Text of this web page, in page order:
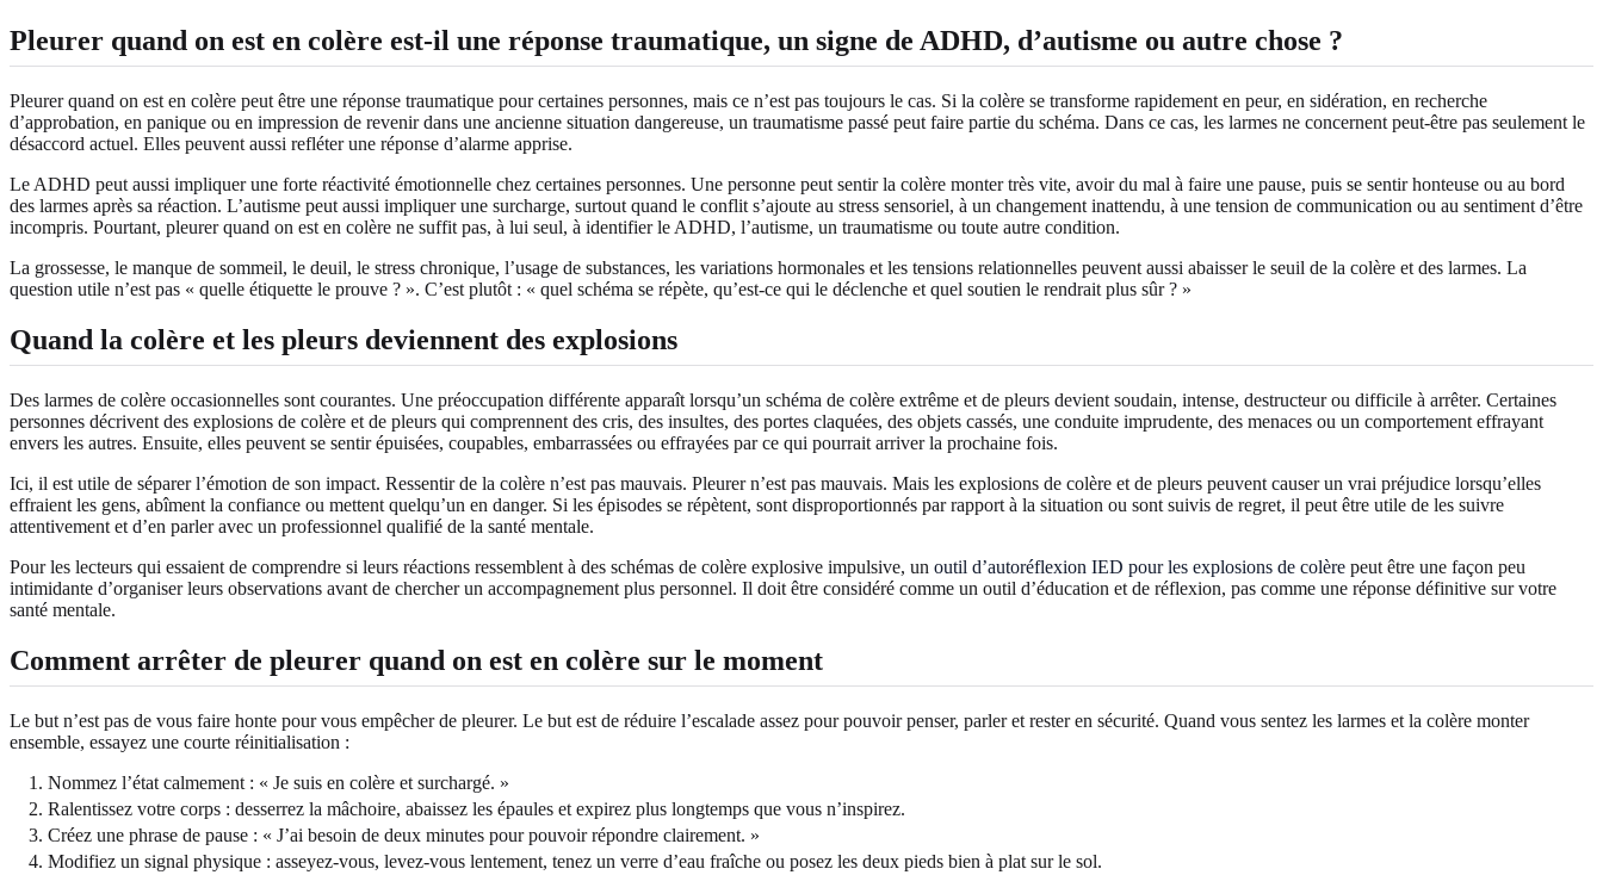
Pleurer quand on est en colère est-il une réponse traumatique, un signe de ADHD, d’autisme ou autre chose ?
Pleurer quand on est en colère peut être une réponse traumatique pour certaines personnes, mais ce n’est pas toujours le cas. Si la colère se transforme rapidement en peur, en sidération, en recherche
d’approbation, en panique ou en impression de revenir dans une ancienne situation dangereuse, un traumatisme passé peut faire partie du schéma. Dans ce cas, les larmes ne concernent peut-être pas seulement le
désaccord actuel. Elles peuvent aussi refléter une réponse d’alarme apprise.
Le ADHD peut aussi impliquer une forte réactivité émotionnelle chez certaines personnes. Une personne peut sentir la colère monter très vite, avoir du mal à faire une pause, puis se sentir honteuse ou au bord
des larmes après sa réaction. L’autisme peut aussi impliquer une surcharge, surtout quand le conflit s’ajoute au stress sensoriel, à un changement inattendu, à une tension de communication ou au sentiment d’être
incompris. Pourtant, pleurer quand on est en colère ne suffit pas, à lui seul, à identifier le ADHD, l’autisme, un traumatisme ou toute autre condition.
La grossesse, le manque de sommeil, le deuil, le stress chronique, l’usage de substances, les variations hormonales et les tensions relationnelles peuvent aussi abaisser le seuil de la colère et des larmes. La
question utile n’est pas « quelle étiquette le prouve ? ». C’est plutôt : « quel schéma se répète, qu’est-ce qui le déclenche et quel soutien le rendrait plus sûr ? »
Quand la colère et les pleurs deviennent des explosions
Des larmes de colère occasionnelles sont courantes. Une préoccupation différente apparaît lorsqu’un schéma de colère extrême et de pleurs devient soudain, intense, destructeur ou difficile à arrêter. Certaines
personnes décrivent des explosions de colère et de pleurs qui comprennent des cris, des insultes, des portes claquées, des objets cassés, une conduite imprudente, des menaces ou un comportement effrayant
envers les autres. Ensuite, elles peuvent se sentir épuisées, coupables, embarrassées ou effrayées par ce qui pourrait arriver la prochaine fois.
Ici, il est utile de séparer l’émotion de son impact. Ressentir de la colère n’est pas mauvais. Pleurer n’est pas mauvais. Mais les explosions de colère et de pleurs peuvent causer un vrai préjudice lorsqu’elles
effraient les gens, abîment la confiance ou mettent quelqu’un en danger. Si les épisodes se répètent, sont disproportionnés par rapport à la situation ou sont suivis de regret, il peut être utile de les suivre
attentivement et d’en parler avec un professionnel qualifié de la santé mentale.
Pour les lecteurs qui essaient de comprendre si leurs réactions ressemblent à des schémas de colère explosive impulsive, un outil d’autoréflexion IED pour les explosions de colère peut être une façon peu
intimidante d’organiser leurs observations avant de chercher un accompagnement plus personnel. Il doit être considéré comme un outil d’éducation et de réflexion, pas comme une réponse définitive sur votre
santé mentale.
Comment arrêter de pleurer quand on est en colère sur le moment
Le but n’est pas de vous faire honte pour vous empêcher de pleurer. Le but est de réduire l’escalade assez pour pouvoir penser, parler et rester en sécurité. Quand vous sentez les larmes et la colère monter
ensemble, essayez une courte réinitialisation :
Nommez l’état calmement : « Je suis en colère et surchargé. »
Ralentissez votre corps : desserrez la mâchoire, abaissez les épaules et expirez plus longtemps que vous n’inspirez.
Créez une phrase de pause : « J’ai besoin de deux minutes pour pouvoir répondre clairement. »
Modifiez un signal physique : asseyez-vous, levez-vous lentement, tenez un verre d’eau fraîche ou posez les deux pieds bien à plat sur le sol.